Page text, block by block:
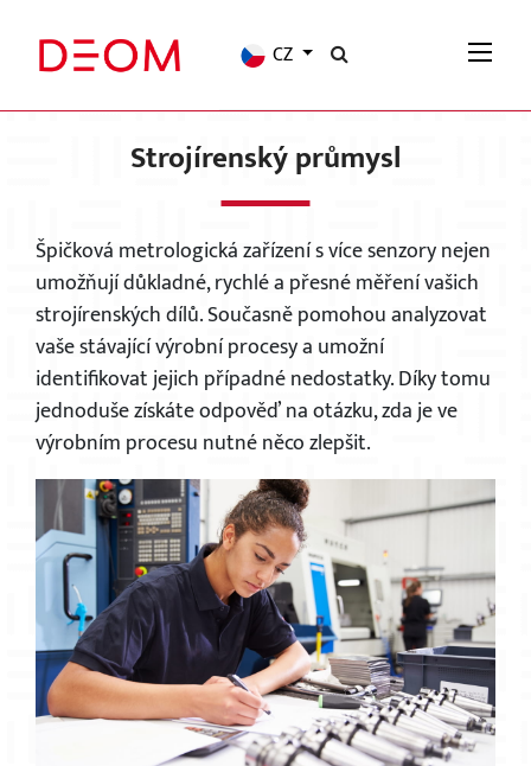
CZ
Strojírenský průmysl
Špičková metrologická zařízení s více senzory nejen
umožňují důkladné, rychlé a přesné měření vašich
strojírenských dílů. Současně pomohou analyzovat
vaše stávající výrobní procesy a umožní
identifikovat jejich případné nedostatky. Díky tomu
jednoduše získáte odpověď na otázku, zda je ve
výrobním procesu nutné něco zlepšit.